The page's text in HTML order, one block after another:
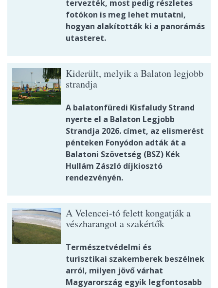
tervezték, most pedig részletes
fotókon is meg lehet mutatni,
hogyan alakították ki a panorámás
utasteret.
Kiderült, melyik a Balaton legjobb
strandja
A balatonfüredi Kisfaludy Strand
nyerte el a Balaton Legjobb
Strandja 2026. címet, az elismerést
pénteken Fonyódon adták át a
Balatoni Szövetség (BSZ) Kék
Hullám Zászló díjkiosztó
rendezvényén.
A Velencei-tó felett kongatják a
vészharangot a szakértők
Természetvédelmi és
turisztikai szakemberek beszélnek
arról, milyen jövő várhat
Magyarország egyik legfontosabb